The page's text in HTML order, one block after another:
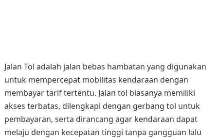
Jalan Tol adalah jalan bebas hambatan yang digunakan
untuk mempercepat mobilitas kendaraan dengan
membayar tarif tertentu. Jalan tol biasanya memiliki
akses terbatas, dilengkapi dengan gerbang tol untuk
pembayaran, serta dirancang agar kendaraan dapat
melaju dengan kecepatan tinggi tanpa gangguan lalu